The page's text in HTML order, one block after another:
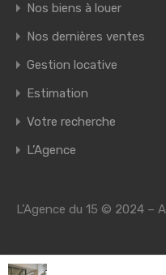
Nos biens à louer
Nos dernières ventes
Gestion locative
Estimation
Votre recherche
L’Agence
L’Agence du 15 © 2024 –